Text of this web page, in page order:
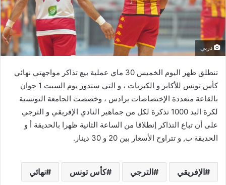
دربي
تنطلق ظهر اليوم الخميس 30 ماي عملية بيع تذاكر مواجهتي نهائي
كأس تونس للأكابر و الكبريات ، و التي ستدور يوم السبت 1 جوان
بالقاعة متعددة الإختصاصات برادس ، وخصصت الجامعة التونسية
لكرة اليد 1000 تذكرة لكل من جماهير النادي الإفريقي و الترجي
على أن تباع التذاكر إنطلاقا من الساعة الثانية ظهرا بالحديقة أ و
الحديقة ب, و تتراوح الأسعار بين 20 و 30 دينار.
الإفريقي الترجي كأس تونس نهائي